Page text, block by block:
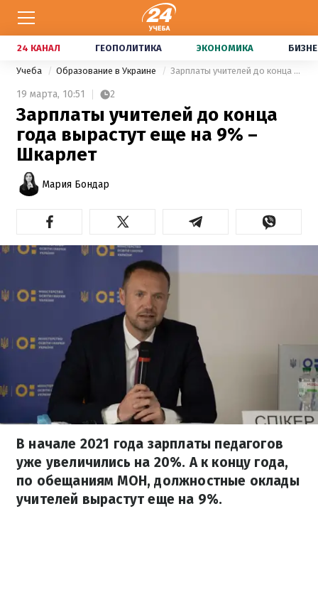
24 КАНАЛ ГЕОПОЛИТИКА ЭКОНОМИКА
Учеба Образование в Украине Зарплаты учителей до конца года вырастут еще на 9% – Шкарлет
19 марта, 10:51 2
Зарплаты учителей до конца
года вырастут еще на 9% –
Шкарлет
Мария Бондар
В начале 2021 года зарплаты педагогов
уже увеличились на 20%. А к концу года,
по обещаниям МОН, должностные оклады
учителей вырастут еще на 9%.